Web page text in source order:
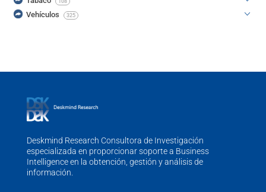
Vehículos 325
Deskmind Research Consultora de Investigación
especializada en proporcionar soporte a Business
Intelligence en la obtención, gestión y análisis de
información.